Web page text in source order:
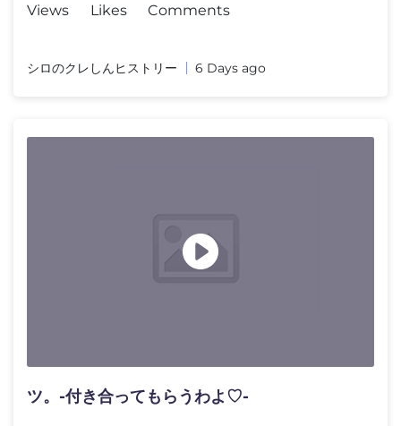
Views
Likes
Comments
シロのクレしんヒストリー 6 Days ago
ツ。-付き合ってもらうわよ♡-